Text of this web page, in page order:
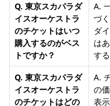
Q. 東京スカパラダ
イスオーケストラ
のチケットはいつ
購入するのがベス
トですか？
A.
づ
ダ
は
す
Q. 東京スカパラダ
イスオーケストラ
のチケットはどの
A.
の
表